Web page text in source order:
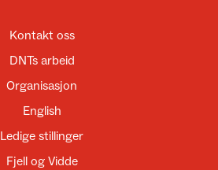
Kontakt oss
DNTs arbeid
Organisasjon
English
Ledige stillinger
Fjell og Vidde